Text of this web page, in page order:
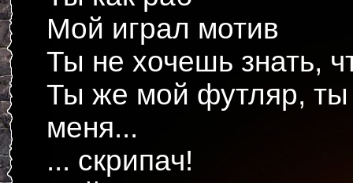
Мой играл мотив
Ты не хочешь знать,
Ты же мой футляр, ты
меня...
... скрипач!